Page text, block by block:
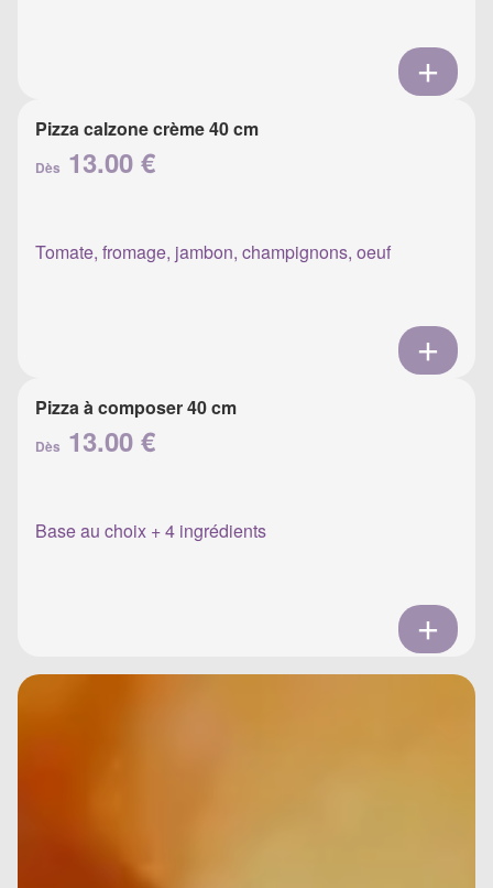
Pizza calzone crème 40 cm
Dès 13.00 €
Tomate, fromage, jambon, champignons, oeuf
Pizza à composer 40 cm
Dès 13.00 €
Base au choix + 4 ingrédients